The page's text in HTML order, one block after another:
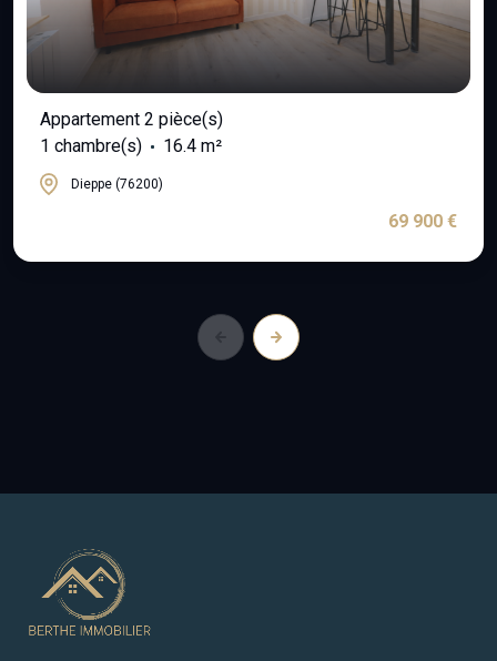
Appartement 2 pièce(s)
1 chambre(s)
16.4 m²
Dieppe (76200)
69 900 €